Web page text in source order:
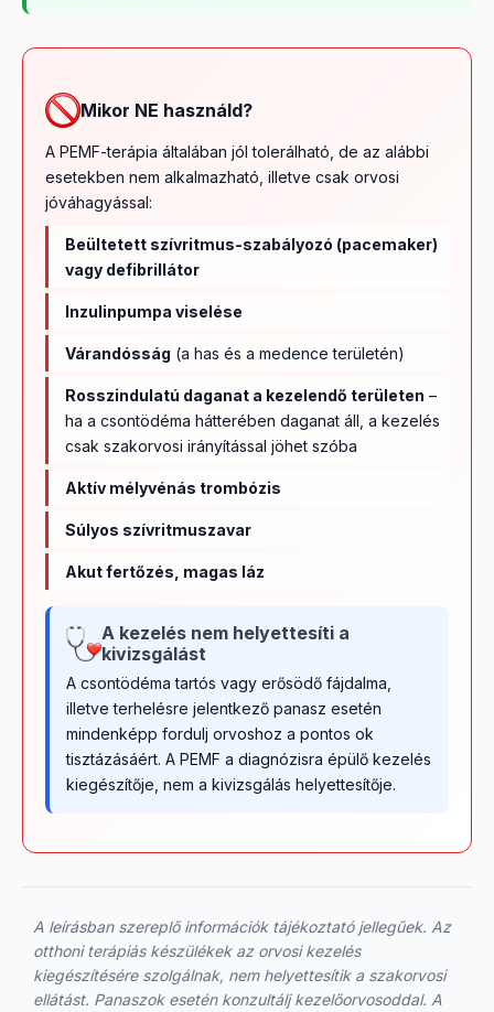
Mikor NE használd?
A PEMF-terápia általában jól tolerálható, de az alábbi
esetekben nem alkalmazható, illetve csak orvosi
jóváhagyással:
Beültetett szívritmus-szabályozó (pacemaker)
vagy defibrillátor
Inzulinpumpa viselése
Várandósság (a has és a medence területén)
Rosszindulatú daganat a kezelendő területen –
ha a csontödéma hátterében daganat áll, a kezelés
csak szakorvosi irányítással jöhet szóba
Aktív mélyvénás trombózis
Súlyos szívritmuszavar
Akut fertőzés, magas láz
A kezelés nem helyettesíti a
kivizsgálást
A csontödéma tartós vagy erősödő fájdalma,
illetve terhelésre jelentkező panasz esetén
mindenképp fordulj orvoshoz a pontos ok
tisztázásáért. A PEMF a diagnózisra épülő kezelés
kiegészítője, nem a kivizsgálás helyettesítője.
A leírásban szereplő információk tájékoztató jellegűek. Az
otthoni terápiás készülékek az orvosi kezelés
kiegészítésére szolgálnak, nem helyettesítik a szakorvosi
ellátást. Panaszok esetén konzultálj kezelőorvosoddal. A